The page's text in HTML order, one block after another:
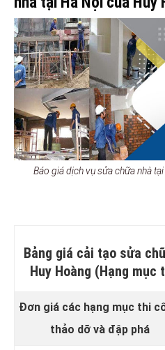
Báo giá dịch vụ sửa chữa nhà
Bảng giá cải tạo sửa
Huy Hoàng (Hạng mục
Đơn giá các hạng mục thi
thảo dỡ và đập phá